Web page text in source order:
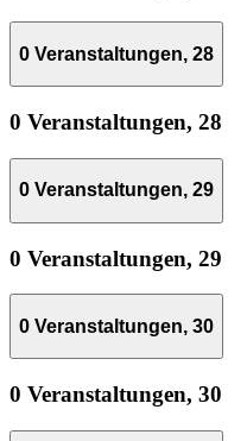
0 Veranstaltungen, 28
0 Veranstaltungen, 28
0 Veranstaltungen, 29
0 Veranstaltungen, 29
0 Veranstaltungen, 30
0 Veranstaltungen, 30